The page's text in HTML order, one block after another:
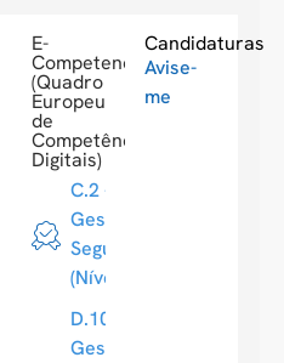
E-
Competences
(Quadro
Europeu
de
Competências
Digitais)
C.2 -
Gestão de
Segurança
(Nível 4)
D.10 -
Gestão de
Candidaturas
Avise-
me